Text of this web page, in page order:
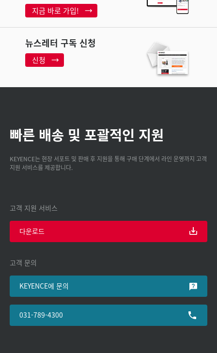
지금 바로 가입!
뉴스레터 구독 신청
신청
빠른 배송 및 포괄적인 지원
KEYENCE는 현장 서포트 및 판매 후 지원을 통해 구매 단계에서 라인 운영까지 고객
지원 서비스를 제공합니다.
고객 지원 서비스
다운로드
고객 문의
KEYENCE에 문의
031-789-4300